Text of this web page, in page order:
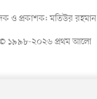
© ১৯৯৮-২০২৬ প্রথম আলো
ও প্রকাশক: মতিউর রহমান